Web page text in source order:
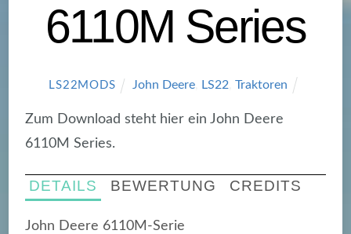
6110M Series
LS22MODS John Deere, LS22 Traktoren
Zum Download steht hier ein John Deere
6110M Series.
DETAILS BEWERTUNG CREDITS
John Deere 6110M-Serie